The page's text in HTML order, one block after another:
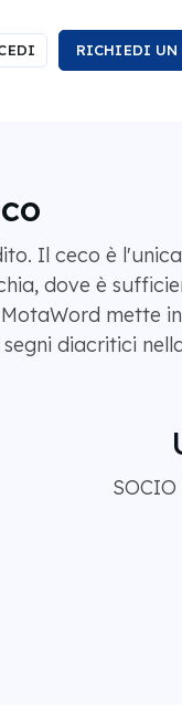
RICHIEDI UN
Il ceco è
dove è
mette
diacritici